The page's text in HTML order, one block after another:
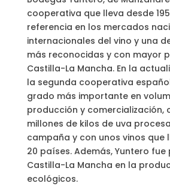
cooperativa que lleva desde
referencia en los mercados
internacionales del vino y una
más reconocidas y con mayor
Castilla-La Mancha. En la
la segunda cooperativa
grado más importante en
producción y comercialización,
millones de kilos de uva
campaña y con unos vinos que
20 países. Además, Yuntero fue
Castilla-La Mancha en la
ecológicos.